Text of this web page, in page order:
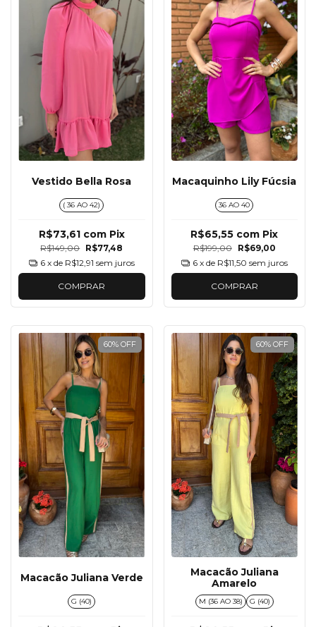
Vestido Bella Rosa
( 36 AO 42)
R$149,00 R$77,48
R$73,61 com Pix
6 x de R$12,91 sem juros
COMPRAR
Macaquinho Lily Fúcsia
36 AO 40
R$199,00 R$69,00
R$65,55 com Pix
6 x de R$11,50 sem juros
COMPRAR
60% OFF
Macacão Juliana Verde
G (40)
60% OFF
Macacão Juliana
Amarelo
M (36 AO 38) G (40)